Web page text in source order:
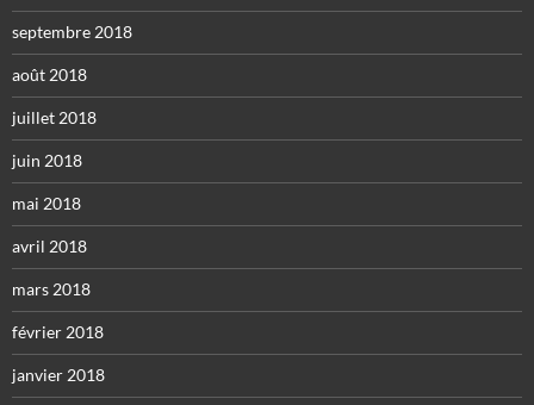
septembre 2018
août 2018
juillet 2018
juin 2018
mai 2018
avril 2018
mars 2018
février 2018
janvier 2018